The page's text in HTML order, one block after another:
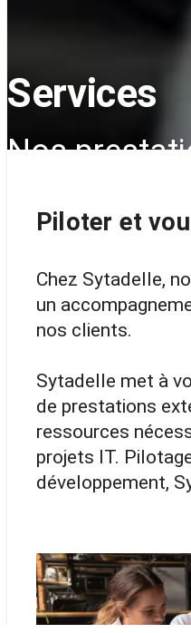
Services
Nos
Piloter et
Chez Sytadelle,
un
nos clients.
Sytadelle met à
de prestations
ressources
projets IT.
développement,